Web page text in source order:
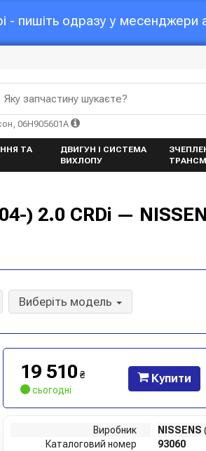
- пишіть одразу у месенджери
Яку запчастину шукаєте?
06H905601A
ТА
ДВИГУН І СИСТЕМА
ВИХЛОПУ
) 2.0 CRDi —
Виберіть модель
19 510 ₴
сьогодні
Купити
Виробник NISSENS
Каталоговий номер
93060